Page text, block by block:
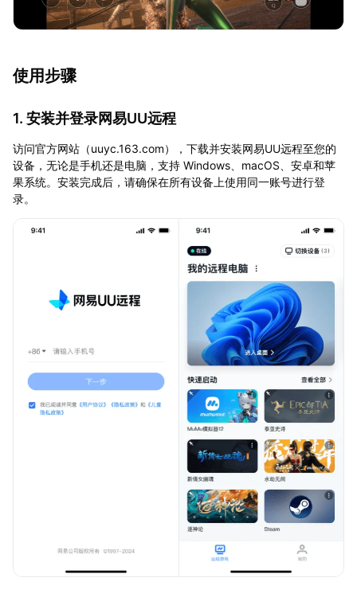
使用步骤
1. 安装并登录网易UU远程
访问官方网站（uuyc.163.com），下载并安装网易UU远程至您的
设备，无论是手机还是电脑，支持 Windows、macOS、安卓和苹
果系统。安装完成后，请确保在所有设备上使用同一账号进行登
录。